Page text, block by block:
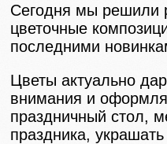
Сегодня мы решили
цветочные
последними
Цветы актуально
внимания и
праздничный стол,
праздника,